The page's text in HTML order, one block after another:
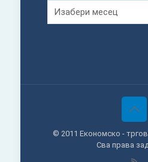
© 2011 Економско -
Сва права